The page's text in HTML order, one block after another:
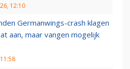
12:10
Germanwings-crash klagen
aan, maar vangen mogelijk